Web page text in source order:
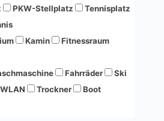
PKW-Stellplatz
Tennisplatz
Kamin
Fitnessraum
Fahrräder
Ski
Trockner
Boot